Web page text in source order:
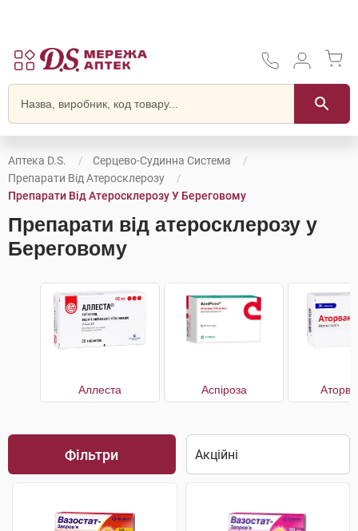
Аптека D.S.
Серцево-Судинна Система
Препарати Від Атеросклерозу
Препарати Від Атеросклерозу У Береговому
Препарати від атеросклерозу у
Береговому
Аллеста Аспіроза
Фільтри